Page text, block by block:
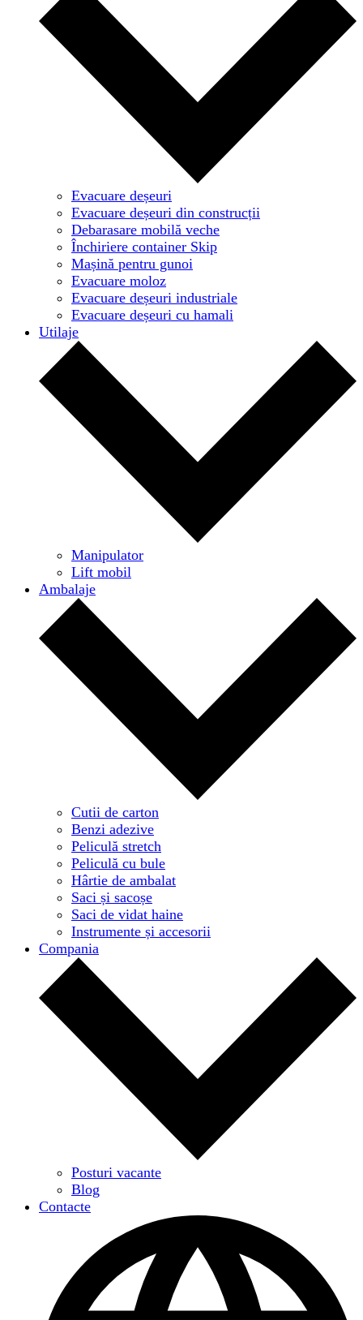
Evacuare deșeuri
Evacuare deșeuri din construcții
Debarasare mobilă veche
Închiriere container Skip
Mașină pentru gunoi
Evacuare moloz
Evacuare deșeuri industriale
Evacuare deșeuri cu hamali
Utilaje
Manipulator
Lift mobil
Ambalaje
Cutii de carton
Benzi adezive
Peliculă stretch
Peliculă cu bule
Hârtie de ambalat
Saci și sacoșe
Saci de vidat haine
Instrumente și accesorii
Compania
Posturi vacante
Blog
Contacte